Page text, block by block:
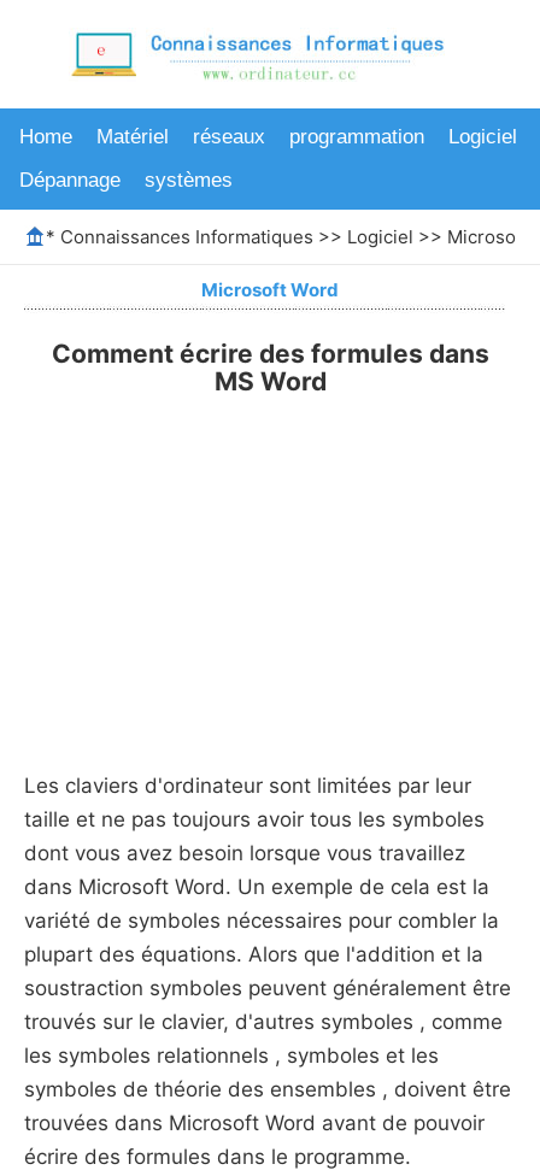
Home Matériel réseaux programmation
Logiciel
Dépannage
systèmes
* Connaissances Informatiques >> Logiciel >> Microsoft
Microsoft Word
Comment écrire des formules dans
MS Word
Les claviers d'ordinateur sont limitées par leur
taille et ne pas toujours avoir tous les symboles
dont vous avez besoin lorsque vous travaillez
dans Microsoft Word. Un exemple de cela est la
variété de symboles nécessaires pour combler la
plupart des équations. Alors que l'addition et la
soustraction symboles peuvent généralement être
trouvés sur le clavier, d'autres symboles , comme
les symboles relationnels , symboles et les
symboles de théorie des ensembles , doivent être
trouvées dans Microsoft Word avant de pouvoir
écrire des formules dans le programme.